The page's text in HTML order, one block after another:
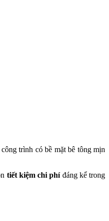
trình có bề mặt bê tông mịn
tiết kiệm chi phíđáng kể trong